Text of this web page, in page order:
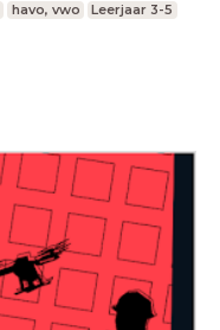
havo, vwo Leerjaar 3-5